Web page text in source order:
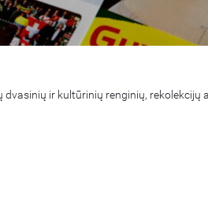
dvasinių ir kultūrinių renginių, rekolekcijų